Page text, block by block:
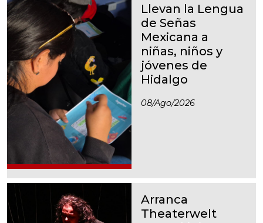
Llevan la Lengua
de Señas
Mexicana a
niñas, niños y
jóvenes de
Hidalgo
08/ago/2026
Arranca
Theaterwelt